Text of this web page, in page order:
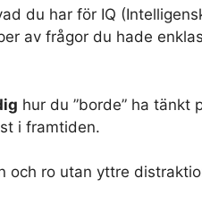
du har för IQ
av frågor du hade
hur du ”borde” ha tänkt
i framtiden.
ro utan yttre